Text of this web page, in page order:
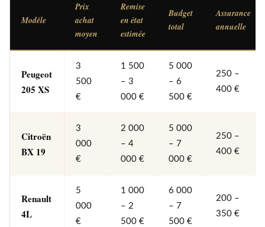
Modèle
Prix
achat
moyen
Remise
en état
estimée
Budget
total
Assurance
annuelle
Peugeot
205 XS
3
500
€
1 500
– 3
000 €
5 000
– 6
500 €
250 –
400 €
Citroën
BX 19
3
000
€
2 000
– 4
000 €
5 000
– 7
000 €
250 –
400 €
Renault
4L
5
000
€
1 000
– 2
500 €
6 000
– 7
500 €
200 –
350 €